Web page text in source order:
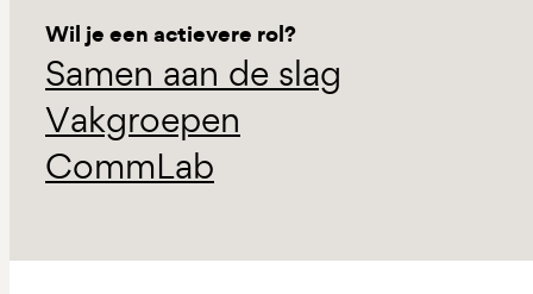
Wil je een actievere rol?
Samen aan de slag
Vakgroepen
CommLab